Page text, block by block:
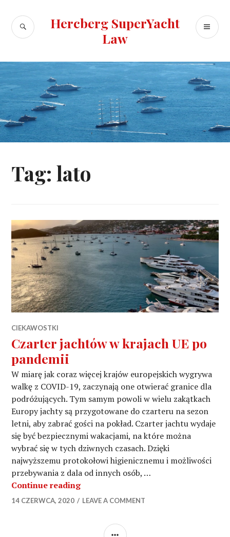
content
Hercberg SuperYacht
Law
SEARCH
Tag:lato
CIEKAWOSTKI
Czarter jachtów w krajach UE po
pandemii
W miarę jak coraz więcej krajów europejskich wygrywa
walkę z COVID-19, zaczynają one otwierać granice dla
podróżujących. Tym samym powoli w wielu zakątkach
Europy jachty są przygotowane do czarteru na sezon
letni, aby zabrać gości na pokład. Czarter jachtu wydaje
się być bezpiecznymi wakacjami, na które można
wybrać się w tych dziwnych czasach. Dzięki
najwyższemu protokołowi higienicznemu i możliwości
przebywania z dala od innych osób, …
Continue readingCzarter jachtów w krajach UE po
14 CZERWCA, 2020 LEAVE A COMMENT
SIDEBAR